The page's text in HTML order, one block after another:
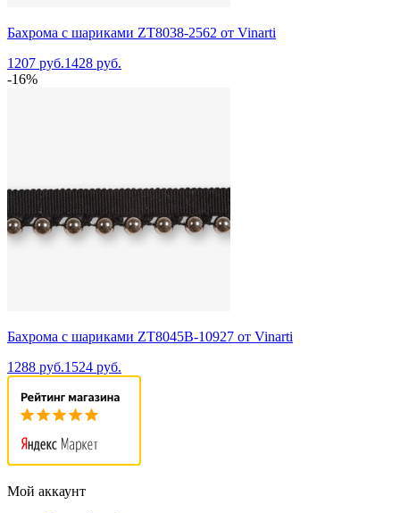
Бахрома с шариками ZT8038-2562 от Vinarti
1207 руб.1428 руб.
-16%
Бахрома с шариками ZT8045B-10927 от Vinarti
1288 руб.1524 руб.
Мой аккаунт